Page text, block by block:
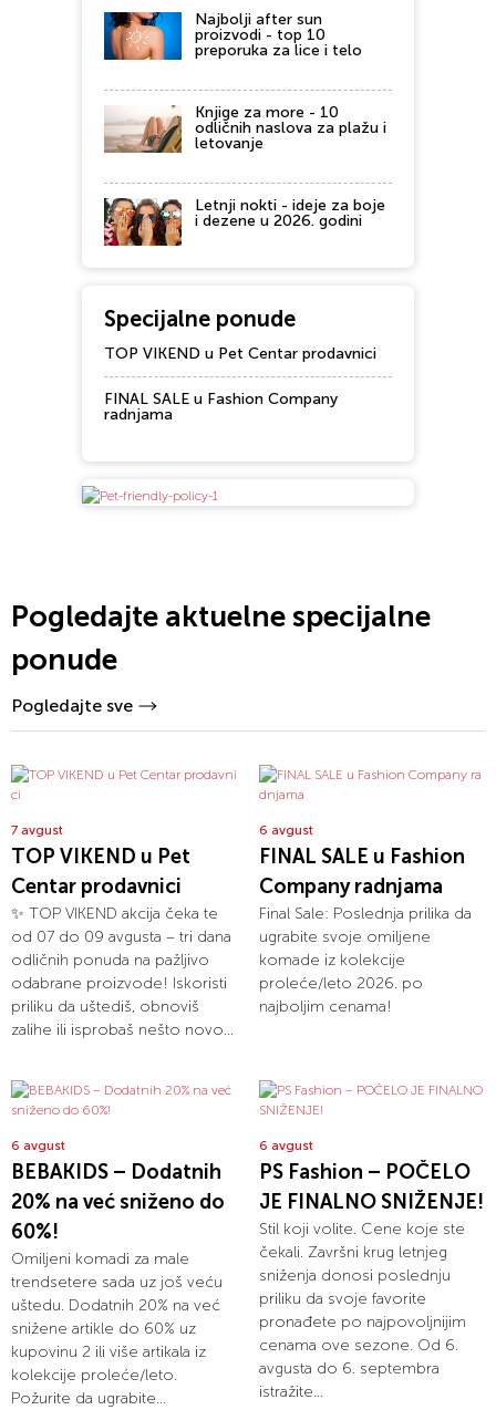
Najbolji after sun
proizvodi - top 10
preporuka za lice i telo
Knjige za more - 10
odličnih naslova za plažu i
letovanje
Letnji nokti - ideje za boje
i dezene u 2026. godini
Specijalne ponude
TOP VIKEND u Pet Centar prodavnici
FINAL SALE u Fashion Company
radnjama
Pogledajte aktuelne specijalne
ponude
Pogledajte sve
7 avgust
TOP VIKEND u Pet
Centar prodavnici
✨ TOP VIKEND akcija čeka te
od 07 do 09 avgusta – tri dana
odličnih ponuda na pažljivo
odabrane proizvode! Iskoristi
priliku da uštediš, obnoviš
zalihe ili isprobaš nešto novo...
6 avgust
FINAL SALE u Fashion
Company radnjama
Final Sale: Poslednja prilika da
ugrabite svoje omiljene
komade iz kolekcije
proleće/leto 2026. po
najboljim cenama!
6 avgust
BEBAKIDS – Dodatnih
20% na već sniženo do
60%!
Omiljeni komadi za male
trendsetere sada uz još veću
uštedu. Dodatnih 20% na već
snižene artikle do 60% uz
kupovinu 2 ili više artikala iz
kolekcije proleće/leto.
Požurite da ugrabite...
6 avgust
PS Fashion – POČELO
JE FINALNO SNIŽENJE!
Stil koji volite. Cene koje ste
čekali. Završni krug letnjeg
sniženja donosi poslednju
priliku da svoje favorite
pronađete po najpovoljnijim
cenama ove sezone. Od 6.
avgusta do 6. septembra
istražite...